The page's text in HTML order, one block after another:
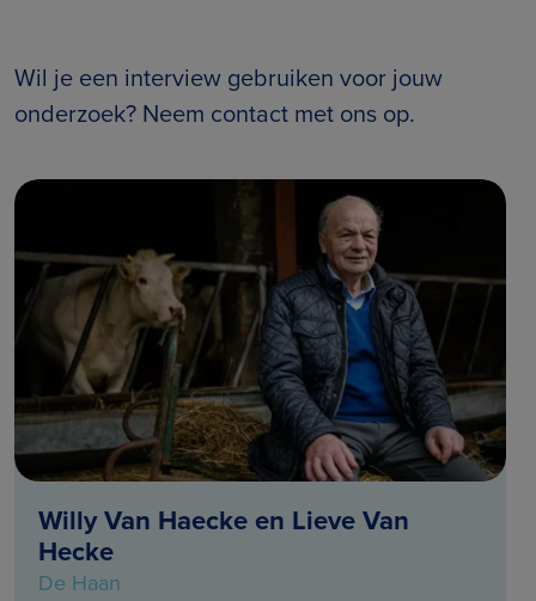
Wil je een interview gebruiken voor jouw
onderzoek? Neem contact met ons op.
Willy Van Haecke en Lieve Van
Hecke
De Haan